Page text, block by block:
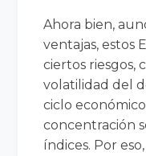
Ahora bien,
ventajas, estos
ciertos riesgos,
volatilidad del
ciclo
concentración
índices. Por